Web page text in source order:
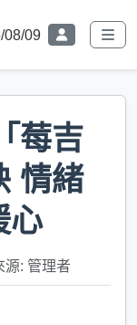
08/09
莓吉
情緒
心
源: 管理者